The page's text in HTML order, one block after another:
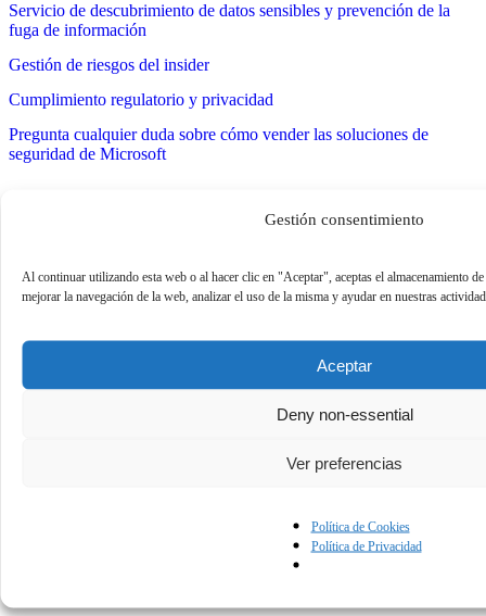
Gestión consentimiento
Al continuar utilizando esta web o al hacer clic en "Aceptar", aceptas el almacenamiento
mejorar la navegación de la web, analizar el uso de la misma y ayudar en nuestras
Aceptar
Deny non-essential
Ver preferencias
Política de Cookies
Política de Privacidad
Servicio de descubrimiento de datos sensibles y prevención de la
fuga de información
Gestión de riesgos del insider
Cumplimiento regulatorio y privacidad
Pregunta cualquier duda sobre cómo vender las soluciones de
seguridad de Microsoft